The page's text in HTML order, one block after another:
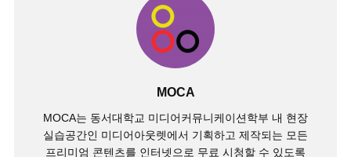
MOCA
MOCA는 동서대학교 미디어커뮤니케이션학부 내 현장
실습공간인 미디어아웃렛에서 기획하고 제작되는 모든
프리미엄 콘텐츠를 인터넷으로 무료 시청할 수 있도록